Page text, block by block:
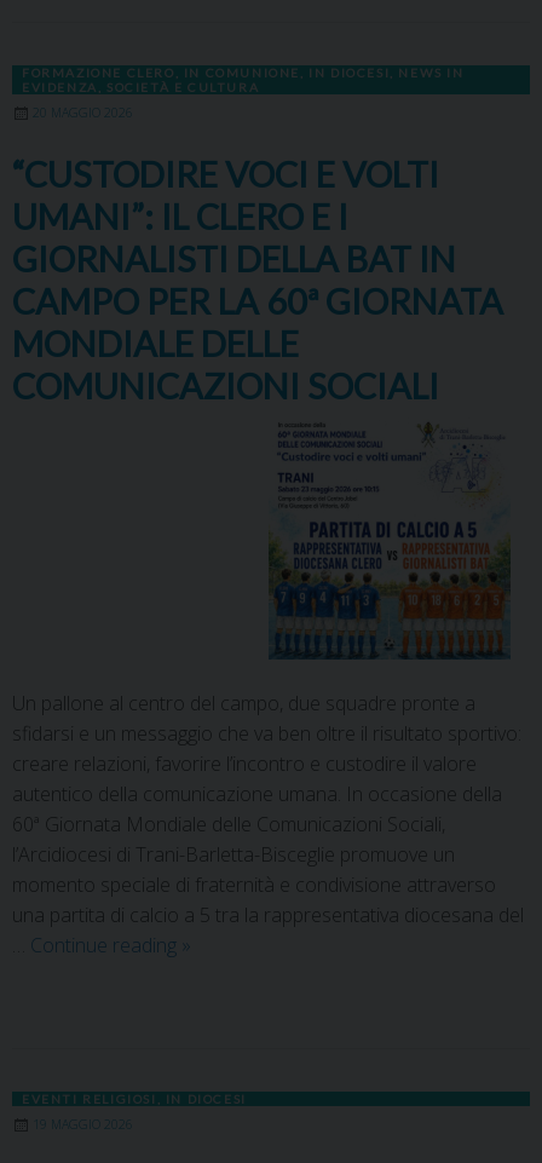
FORMAZIONE CLERO IN COMUNIONE IN DIOCESI
NEWS IN
EVIDENZA
SOCIETÀ E CULTURA
20 MAGGIO 2026
“CUSTODIRE VOCI E VOLTI
UMANI”: IL CLERO E I
GIORNALISTI DELLA BAT IN
CAMPO PER LA 60ª GIORNATA
MONDIALE DELLE
COMUNICAZIONI SOCIALI
Un pallone al centro del campo, due squadre pronte a
sfidarsi e un messaggio che va ben oltre il risultato sportivo:
creare relazioni, favorire l’incontro e custodire il valore
autentico della comunicazione umana. In occasione della
60ª Giornata Mondiale delle Comunicazioni Sociali,
l’Arcidiocesi di Trani-Barletta-Bisceglie promuove un
momento speciale di fraternità e condivisione attraverso
una partita di calcio a 5 tra la rappresentativa diocesana del
Continue reading »
EVENTI RELIGIOSI IN DIOCESI
19 MAGGIO 2026